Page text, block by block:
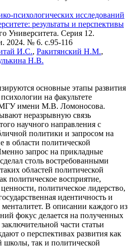
психологических исследований
результаты и перспективы
Университета. Серия 12.
2024. № 6. c.95-116
И.С., Ракитянский Н.М.,
Н.В.
основные этапы развития
на факультете
имени М.В. Ломоносова.
неразрывную связь
научного направления с
политики и запросом на
в области политической
запрос на прикладные
столь востребованными
областей политической
политическое восприятие,
политическое лидерство,
идентичность и
В описании каждого из
фокус делается на полученных
заключительной части статьи
о перспективах развития как
школы, так и политической